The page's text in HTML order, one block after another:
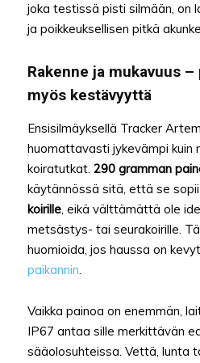
joka testissä pisti silmään, on
ja poikkeuksellisen pitkä
Rakenne ja mukavuus
myös kestävyyttä
Ensisilmäyksellä Tracker
huomattavasti jykevämpi kuin
koiratutkat. 290 gramman
käytännössä sitä, että se
koirille, eikä välttämättä ole
metsästys- tai seurakoirille.
huomioida, jos haussa on
paikannin.
Vaikka painoa on enemmän,
IP67 antaa sille merkittävän
sääolosuhteissa. Vettä, lunta